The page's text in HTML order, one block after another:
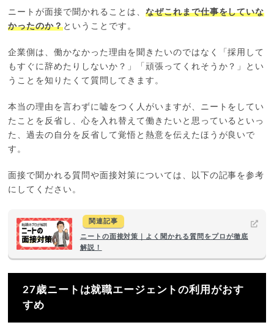
ニートが面接で聞かれることは、 なぜこれまで仕事をしていな
かったのか？ということです。
企業側は、働かなかった理由を聞きたいのではなく「採用して
もすぐに辞めたりしないか？」「頑張ってくれそうか？」とい
うことを知りたくて質問してきます。
本当の理由を言わずに嘘をつく人がいますが、ニートをしてい
たことを反省し、心を入れ替えて働きたいと思っているといっ
た、過去の自分を反省して覚悟と熱意を伝えたほうが良いで
す。
面接で聞かれる質問や面接対策については、以下の記事を参考
にしてください。
関連記事
ニートの面接対策｜よく聞かれる質問をプロが徹底
解説！
27歳ニートは就職エージェントの利用がおす
すめ